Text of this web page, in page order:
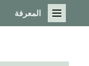
القائمة الرئيسية
المعرفة